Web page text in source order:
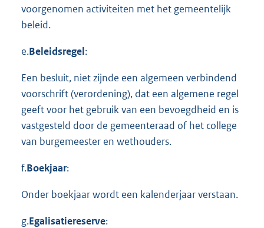
voorgenomen activiteiten met het gemeentelijk
beleid.
e.Beleidsregel:
Een besluit, niet zijnde een algemeen verbindend
voorschrift (verordening), dat een algemene regel
geeft voor het gebruik van een bevoegdheid en is
vastgesteld door de gemeenteraad of het college
van burgemeester en wethouders.
f.Boekjaar:
Onder boekjaar wordt een kalenderjaar verstaan.
g.Egalisatiereserve: